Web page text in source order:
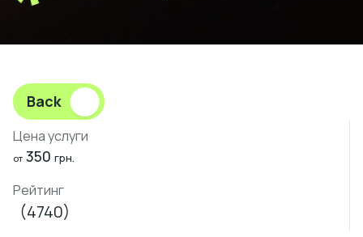
Back
Цена услуги
от 350 грн.
Рейтинг
(4740)